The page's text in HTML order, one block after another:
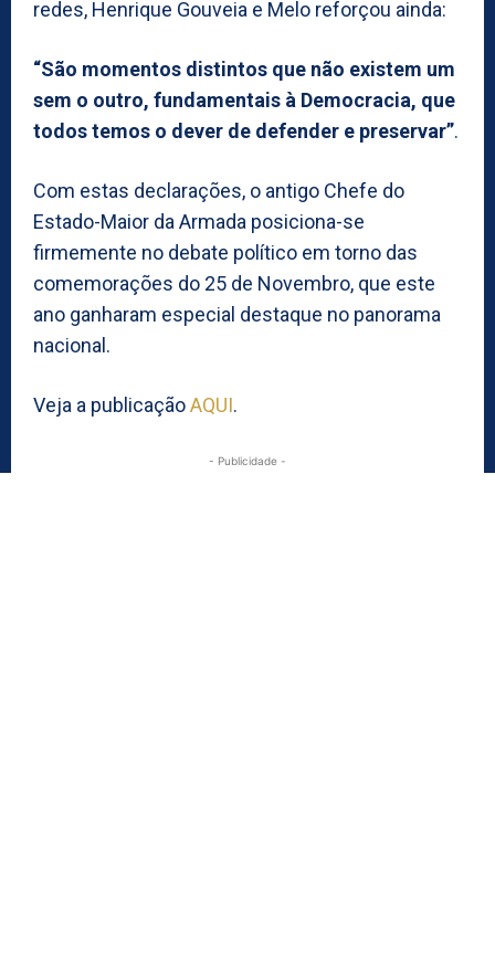
redes, Henrique Gouveia e Melo reforçou ainda:
“São momentos distintos que não existem um
sem o outro, fundamentais à Democracia, que
todos temos o dever de defender e preservar”.
Com estas declarações, o antigo Chefe do
Estado-Maior da Armada posiciona-se
firmemente no debate político em torno das
comemorações do 25 de Novembro, que este
ano ganharam especial destaque no panorama
nacional.
Veja a publicaçãoAQUI.
- Publicidade -